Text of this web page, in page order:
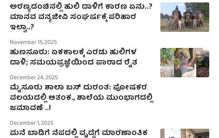
ಅರಣ್ಯದಂಚಿನಲ್ಲಿ ಹುಲಿ ದಾಳಿಗೆ ಕಾರಣ ಏನು..?
ಮಾನವ ವನ್ಯಜೀವಿ ಸಂಘರ್ಷಕ್ಕೆ ಪರಿಹಾರ
ಇಲ್ವಾ..?
November 15, 2025
ಹುಣಸೂರು: ಏಕಕಾಲಕ್ಕೆ ಎರಡು ಹುಲಿಗಳ
ದಾಳಿ; ಸಮಯಪ್ರಜ್ಞೆಯಿಂದ ಪಾರಾದ ರೈತ
December 24, 2025
ಮೈಸೂರು ಶಾಲಾ ಬಸ್ ದುರಂತ: ಪೋಷಕರ
ವಲಯದಲ್ಲಿ ಆತಂಕ., ಶಾಲೆಯ ಮುಂಭಾಗದಲ್ಲಿ
ಜಮಾವಣೆ ..!
December 1, 2025
ಮನೆ ಬಾಡಿಗೆ ನೆಪದಲ್ಲಿ ವೃದ್ಧೆಗೆ ಮಾರಣಾಂತಿಕ